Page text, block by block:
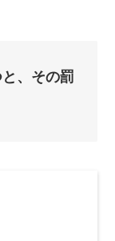
、その罰